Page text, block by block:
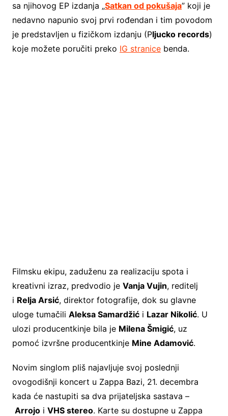
sa njihovog EP izdanja „Satkan od pokušaja” koji je
nedavno napunio svoj prvi rođendan i tim povodom
je predstavljen u fizičkom izdanju (Pljucko records)
koje možete poručiti preko IG stranicebenda.
Filmsku ekipu, zaduženu za realizaciju spota i
kreativni izraz, predvodio je Vanja Vujin, reditelj
i Relja Arsić, direktor fotografije, dok su glavne
uloge tumačili Aleksa Samardžići Lazar Nikolić. U
ulozi producentkinje bila je Milena Šmigić, uz
pomoć izvršne producentkinje Mine Adamović.
Novim singlom pliš najavljuje svoj poslednji
ovogodišnji koncert u Zappa Bazi, 21. decembra
kada će nastupiti sa dva prijateljska sastava –
Arrojoi VHS stereo. Karte su dostupne u Zappa